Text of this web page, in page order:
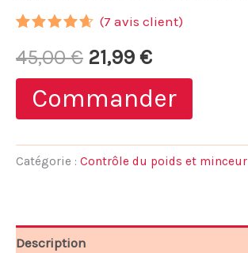
sur 5
basé
sur
notations
client
(7 avis client)
45,00€ Le
prix
initial
était :
21,99 €Le
prix
actuel
est :
Commander
Catégorie : Contrôle du poids et minceur
Description